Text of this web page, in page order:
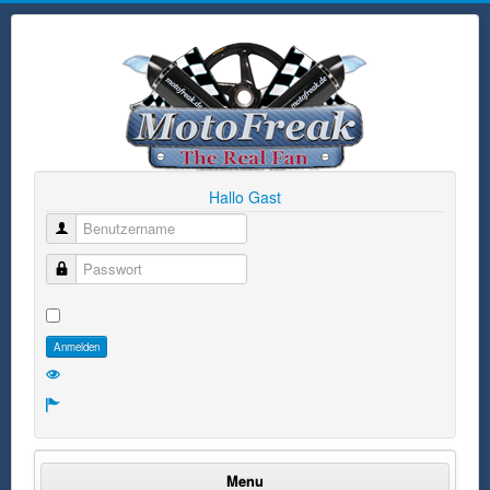
Hallo Gast
Benutzername
Passwort
Anmelden
Menu